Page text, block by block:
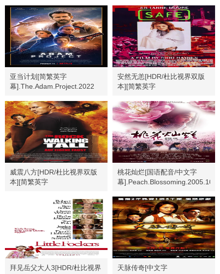
亚当计划[简繁英字
幕].The.Adam.Project.2022
安然无恙[HDR/杜比视界双版
本][简繁英字
威震八方[HDR/杜比视界双版
本][简繁英字
桃花灿烂[国语配音/中文字
幕
拜见岳父大人3[HDR/杜比视界
天脉传奇[中文字